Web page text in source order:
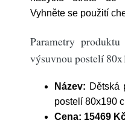
Vyhněte se použití
Parametry
výsuvnou postelí
Název: Dětská
postelí 80x190
Cena: 15469